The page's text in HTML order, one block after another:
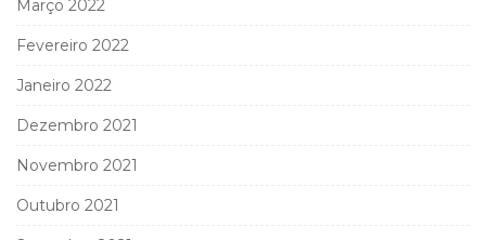
Março 2022
Fevereiro 2022
Janeiro 2022
Dezembro 2021
Novembro 2021
Outubro 2021